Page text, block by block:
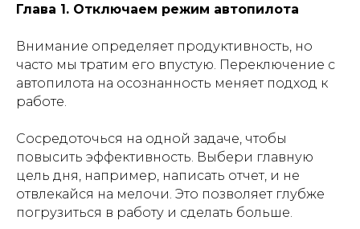
Глава 1. Отключаем режим автопилота
Внимание определяет продуктивность, но
часто мы тратим его впустую. Переключение с
автопилота на осознанность меняет подход к
работе.
Сосредоточься на одной задаче, чтобы
повысить эффективность. Выбери главную
цель дня, например, написать отчет, и не
отвлекайся на мелочи. Это позволяет глубже
погрузиться в работу и сделать больше.